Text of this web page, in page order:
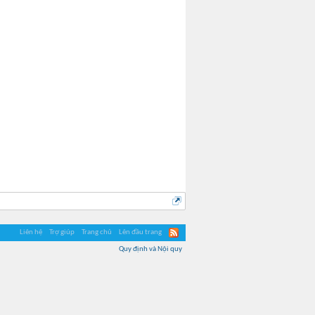
Liên hệ Trợ giúp Trang chủ Lên đầu trang
Quy định và Nội quy